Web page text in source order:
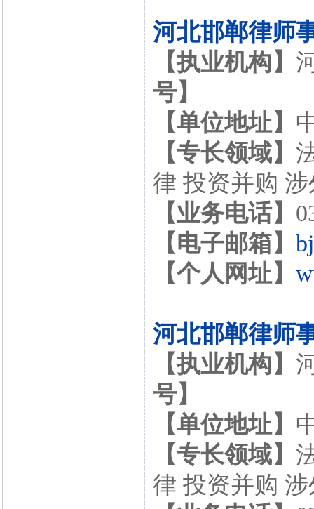
河北邯郸律师
【执业机构】
号】
【单位地址】
【专长领域】
律 投资并购
【业务电话】
【电子邮箱】
【个人网址】
河北邯郸律师
【执业机构】
号】
【单位地址】
【专长领域】
律 投资并购